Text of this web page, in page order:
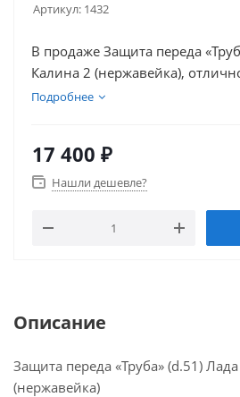
Артикул: 1432
В продаже Защита переда
Калина 2 (нержавейка),
улучшения комфорта вашего
Подробнее
17 400 ₽
Нашли дешевле?
Описание
Защита переда «Труба» (d.51)
(нержавейка)